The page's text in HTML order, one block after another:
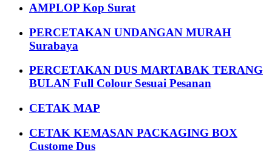
AMPLOP Kop Surat
PERCETAKAN UNDANGAN MURAH
Surabaya
PERCETAKAN DUS MARTABAK TERANG
BULAN Full Colour Sesuai Pesanan
CETAK MAP
CETAK KEMASAN PACKAGING BOX
Custome Dus